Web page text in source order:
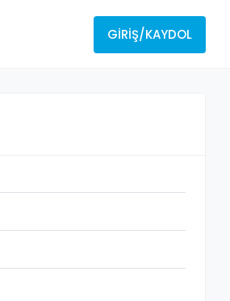
GIRIŞ/KAYDOL